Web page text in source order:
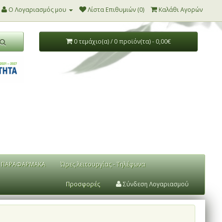
Ο Λογαριασμός μου Λίστα Επιθυμιών (0) Καλάθι Αγορών
0 τεμάχιο(α) / 0 προϊόν(τα) - 0,00€
ΠΑΡΑΦΑΡΜΑΚΑ Ώρες λειτουργίας - Τηλέφωνα
Προσφορές Σύνδεση Λογαριασμού